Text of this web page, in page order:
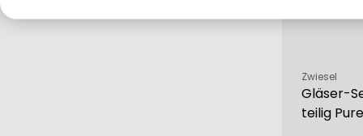
Gläser-
teilig
Verkäufer:
Zwiesel